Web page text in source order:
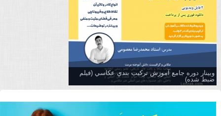
وبینار دوره جامع آموزش تركيب بندي عكاسي (فیلم
ضبط شده)